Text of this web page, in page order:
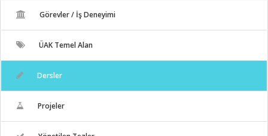
Görevler / İş Deneyimi
ÜAK Temel Alan
Dersler
Projeler